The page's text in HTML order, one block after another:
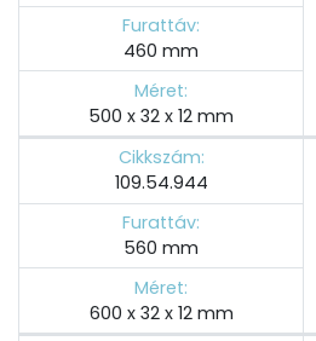
Furattáv:
460 mm
Méret:
500 x 32 x 12 mm
Cikkszám:
109.54.944
Furattáv:
560 mm
Méret:
600 x 32 x 12 mm